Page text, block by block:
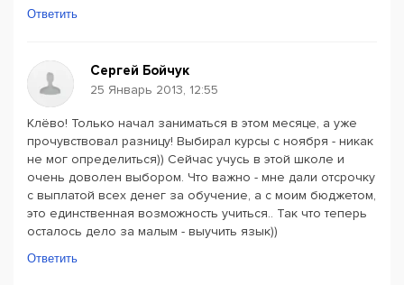
Ответить
Сергей Бойчук
25 Январь 2013, 12:55
Клёво! Только начал заниматься в этом месяце, а уже
прочувствовал разницу! Выбирал курсы с ноября - никак
не мог определиться)) Сейчас учусь в этой школе и
очень доволен выбором. Что важно - мне дали отсрочку
с выплатой всех денег за обучение, а с моим бюджетом,
это единственная возможность учиться.. Так что теперь
осталось дело за малым - выучить язык))
Ответить